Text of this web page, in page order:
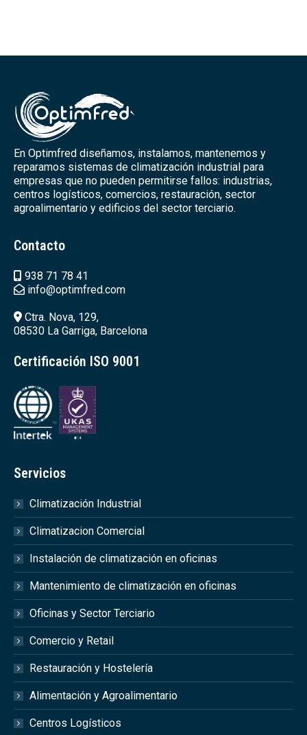
En Optimfred diseñamos, instalamos, mantenemos y
reparamos sistemas de climatización industrial para
empresas que no pueden permitirse fallos: industrias,
centros logísticos, comercios, restauración, sector
agroalimentario y edificios del sector terciario.
Contacto
938 71 78 41
info@optimfred.com
Ctra. Nova, 129,
08530 La Garriga, Barcelona
Certificación ISO 9001
Servicios
Climatización Industrial
Climatizacion Comercial
Instalación de climatización en oficinas
Mantenimiento de climatización en oficinas
Oficinas y Sector Terciario
Comercio y Retail
Restauración y Hostelería
Alimentación y Agroalimentario
Centros Logísticos